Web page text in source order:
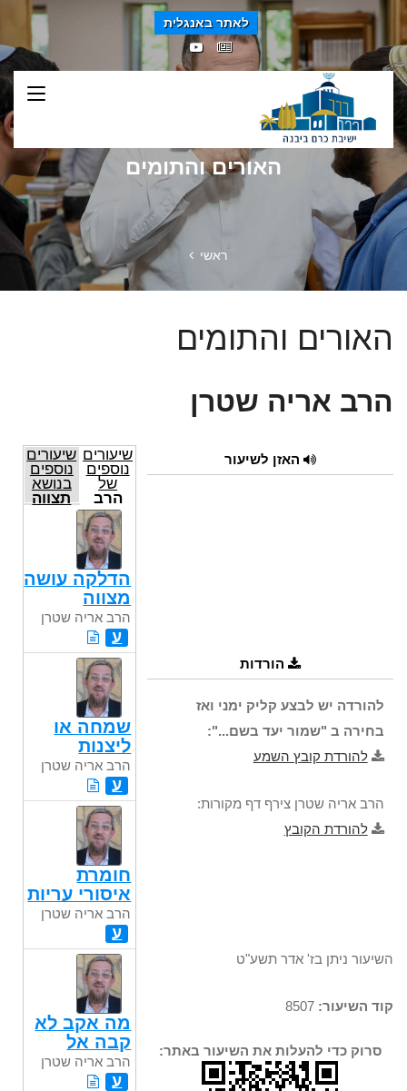
לאתר באנגלית
האורים והתומים
ראשי
האורים והתומים
הרב אריה שטרן
האזן לשיעור
הורדות
להורדה יש לבצע קליק ימני ואז
בחירה ב "שמור יעד בשם...":
להורדת קובץ השמע
הרב אריה שטרן צירף דף מקורות:
להורדת הקובץ
השיעור ניתן בז' אדר תשע"ט
קוד השיעור:
סרוק כדי להעלות את השיעור באתר:
שיעורים
נוספים
של
הרב
אריה
שטרן
שיעורים
נוספים
בנושא
תצווה
הדלקה עושה
מצווה
הרב אריה שטרן
ע
שמחה או
ליצנות
הרב אריה שטרן
ע
חומרת
איסורי עריות
הרב אריה שטרן
ע
מה אקב לא
קבה אל
הרב אריה שטרן
ע